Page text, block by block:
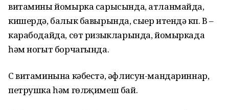
витамины йомырка сарысында, атланмайда,
кишердә, балык бавырында, сыер итендә күп. В –
карабодайда, сөт ризыкларында, йомыркада
һәм ногыт борчагында.
С витаминына кәбестә, әфлисун-мандариннар,
петрушка һәм гөлҗимеш бай.